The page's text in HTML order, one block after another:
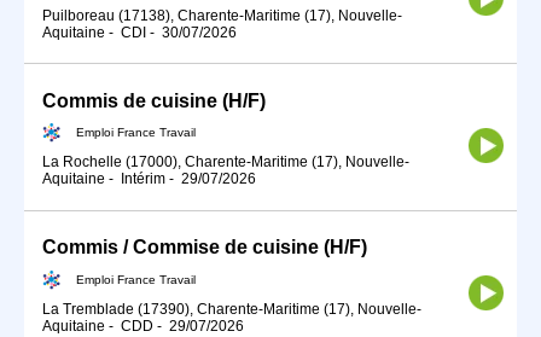
Puilboreau (17138), Charente-Maritime (17), Nouvelle-
Aquitaine - CDI - 30/07/2026
Commis de cuisine (H/F)
Emploi France Travail
La Rochelle (17000), Charente-Maritime (17), Nouvelle-
Aquitaine - Intérim - 29/07/2026
Commis / Commise de cuisine (H/F)
Emploi France Travail
La Tremblade (17390), Charente-Maritime (17), Nouvelle-
Aquitaine - CDD - 29/07/2026